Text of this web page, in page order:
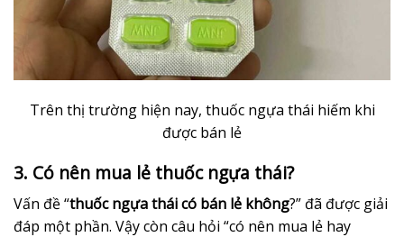
Trên thị trường hiện nay, thuốc ngựa thái hiếm khi
được bán lẻ
3. Có nên mua lẻ thuốc ngựa thái?
Vấn đề “thuốc ngựa thái có bán lẻ không?” đã được giải
đáp một phần. Vậy còn câu hỏi “có nên mua lẻ hay